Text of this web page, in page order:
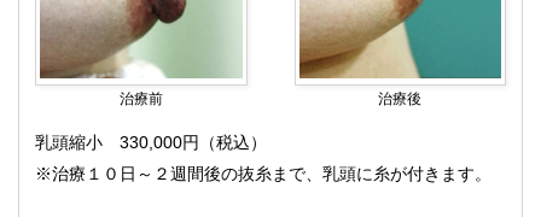
治療前 治療後
乳頭縮小 330,000円（税込）
※治療１０日～２週間後の抜糸まで、乳頭に糸が付きます。